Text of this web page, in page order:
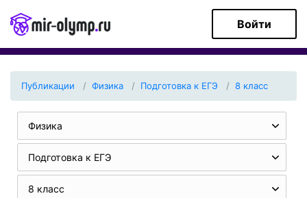
Войти
Публикации Физика Подготовка к ЕГЭ 8 класс
Физика
Подготовка к ЕГЭ
8 класс